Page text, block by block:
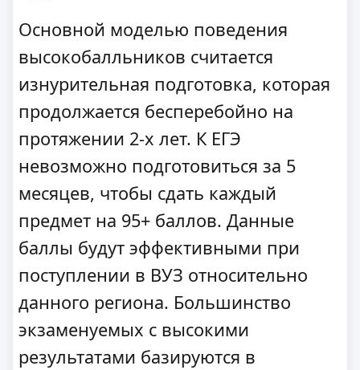
Основной моделью поведения
высокобалльников считается
изнурительная подготовка, которая
продолжается бесперебойно на
протяжении 2-х лет. К ЕГЭ
невозможно подготовиться за 5
месяцев, чтобы сдать каждый
предмет на 95+ баллов. Данные
баллы будут эффективными при
поступлении в ВУЗ относительно
данного региона. Большинство
экзаменуемых с высокими
результатами базируются в